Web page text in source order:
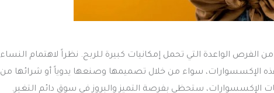
الواعدة التي تحمل إمكانيات كبيرة للربح. نظراً لاهتمام النساء
الإكسسوارات، سواء من خلال تصميمها وصنعها يدوياً أو شرائها من
الإكسسوارات، ستحظى بفرصة التميز والبروز في سوق دائم التغير.